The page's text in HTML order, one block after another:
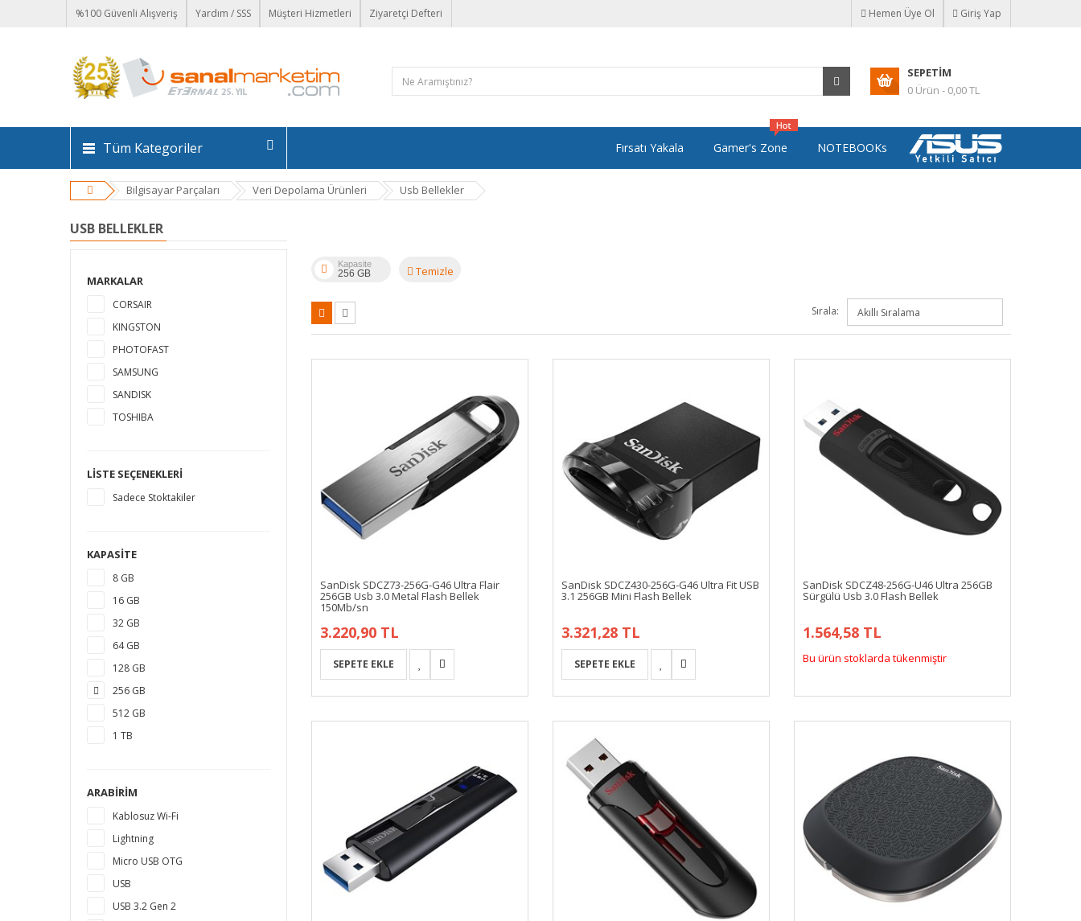
%100 Güvenli Alışveriş Yardım / SSS Müşteri Hizmetleri Ziyaretçi Defteri Hemen Üye Ol Giriş Yap
SEPETIM
0 Ürün - 0,00 TL
Tüm Kategoriler Fırsatı Yakala Gamer's Zone NOTEBOOKs
Bilgisayar Parçaları Veri Depolama Ürünleri Usb Bellekler
USB BELLEKLER
MARKALAR
CORSAIR
KINGSTON
PHOTOFAST
SAMSUNG
SANDISK
TOSHIBA
LISTE SEÇENEKLERI
Sadece Stoktakiler
KAPASITE
8 GB
16 GB
32 GB
64 GB
128 GB
256 GB
512 GB
1 TB
ARABIRIM
Kablosuz Wi-Fi
Lightning
Micro USB OTG
USB
USB 3.2 Gen 2
Kapasite
256 GB Temizle
Sırala:
SanDisk SDCZ73-256G-G46 Ultra Flair
256GB Usb 3.0 Metal Flash Bellek
150Mb/sn
3.220,90 TL
SanDisk SDCZ430-256G-G46 Ultra Fit USB
3.1 256GB Mini Flash Bellek
3.321,28 TL
SanDisk SDCZ48-256G-U46 Ultra 256GB
Sürgülü Usb 3.0 Flash Bellek
1.564,58 TL
Bu ürün stoklarda tükenmiştir